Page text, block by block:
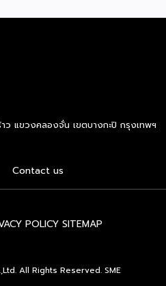
าทางเศรษฐกิจราว 220 ล้านบาท
จ แต่คือ โอกาสในการต่อยอด
BANK จึงผนึกกำลัง
แฟรนไชส์ไทย” เติบโตไกลใน
Co-pilot ที่พร้อมเคียงข้าง
แขวงคลองจั่น เขตบางกะปิ กรุงเทพฯ
Contact us
POLICY SITEMAP
All Rights Reserved. SME